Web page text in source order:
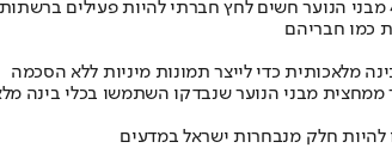
סקר חדש בארה"ב מצא כי 44% מבני הנוער חשים לחץ חברתי
כמו חבריהם
מלאכותית כדי לייצר תמונות מיניות ללא הסכמה
מבני הנוער שנבדקו השתמשו בכלי בינה
חלק מנבחרות ישראל במדעים